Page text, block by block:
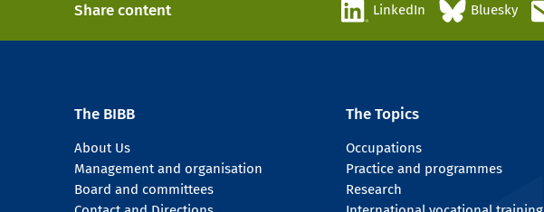
Share content LinkedIn Bluesky
The BIBB
About Us
Management and organisation
Board and committees
The Topics
Occupations
Practice and programmes
Research